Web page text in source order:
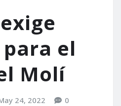
el
Molí
24, 2022 0